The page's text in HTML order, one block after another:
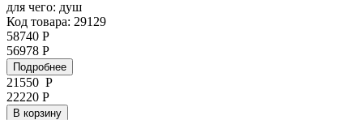
для чего: душ
Код товара: 29129
58740 Р
56978 Р
Подробнее
21550 Р
22220 Р
В корзину